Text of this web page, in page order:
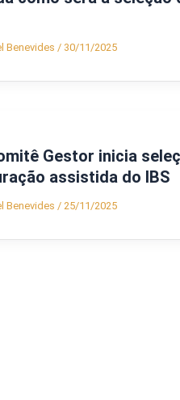
Benevides / 30/11/2025
Gestor inicia
assistida do IBS
Benevides / 25/11/2025